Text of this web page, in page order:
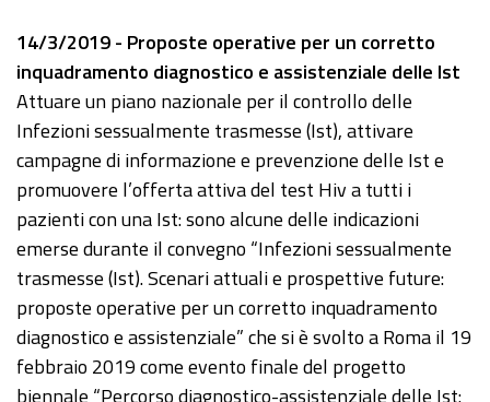
14/3/2019 - Proposte operative per un corretto
inquadramento diagnostico e assistenziale delle Ist
Attuare un piano nazionale per il controllo delle
Infezioni sessualmente trasmesse (Ist), attivare
campagne di informazione e prevenzione delle Ist e
promuovere l’offerta attiva del test Hiv a tutti i
pazienti con una Ist: sono alcune delle indicazioni
emerse durante il convegno “Infezioni sessualmente
trasmesse (Ist). Scenari attuali e prospettive future:
proposte operative per un corretto inquadramento
diagnostico e assistenziale” che si è svolto a Roma il 19
febbraio 2019 come evento finale del progetto